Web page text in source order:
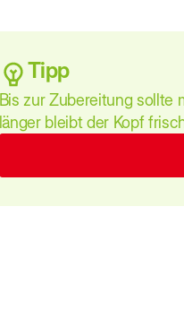
Tipp
Bis zur Zubereitung sollte
länger bleibt der Kopf